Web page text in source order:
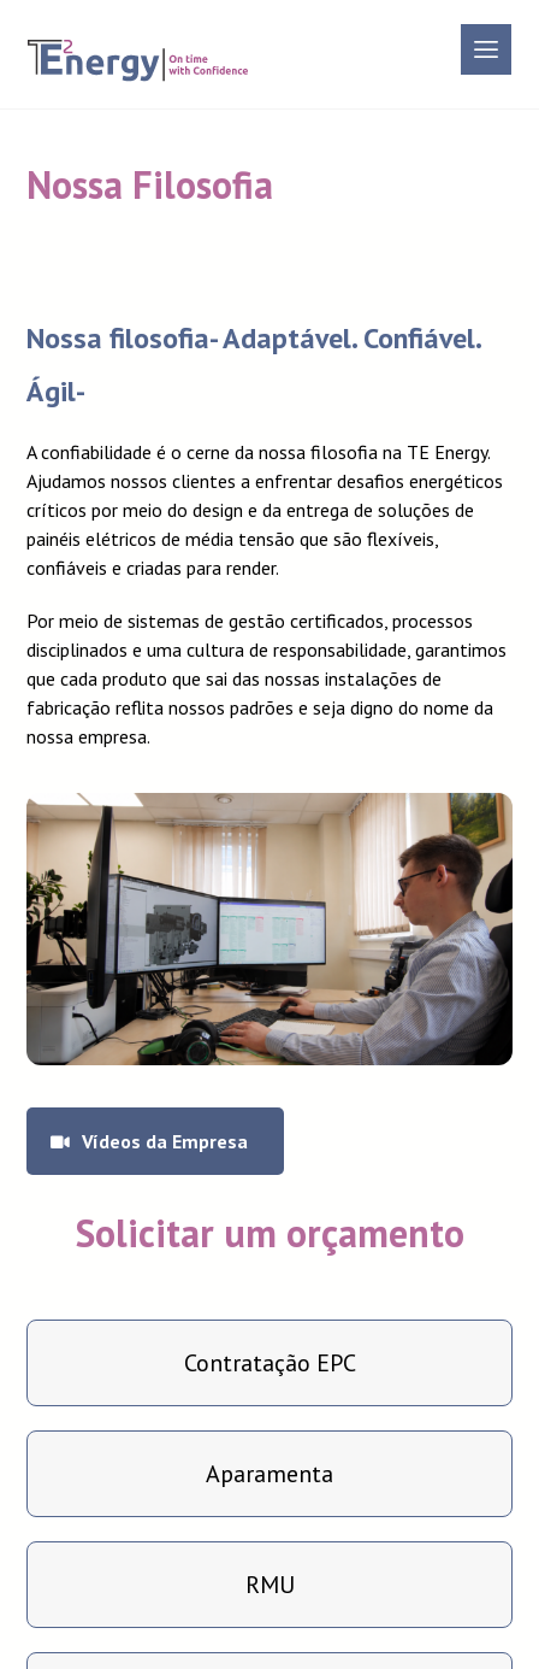
Nossa Filosofia
Nossa filosofia- Adaptável. Confiável.
Ágil-
A confiabilidade é o cerne da nossa filosofia na TE Energy.
Ajudamos nossos clientes a enfrentar desafios energéticos
críticos por meio do design e da entrega de soluções de
painéis elétricos de média tensão que são flexíveis,
confiáveis e criadas para render.
Por meio de sistemas de gestão certificados, processos
disciplinados e uma cultura de responsabilidade, garantimos
que cada produto que sai das nossas instalações de
fabricação reflita nossos padrões e seja digno do nome da
nossa empresa.
Vídeos da Empresa
Solicitar um orçamento
Contratação EPC
Aparamenta
RMU